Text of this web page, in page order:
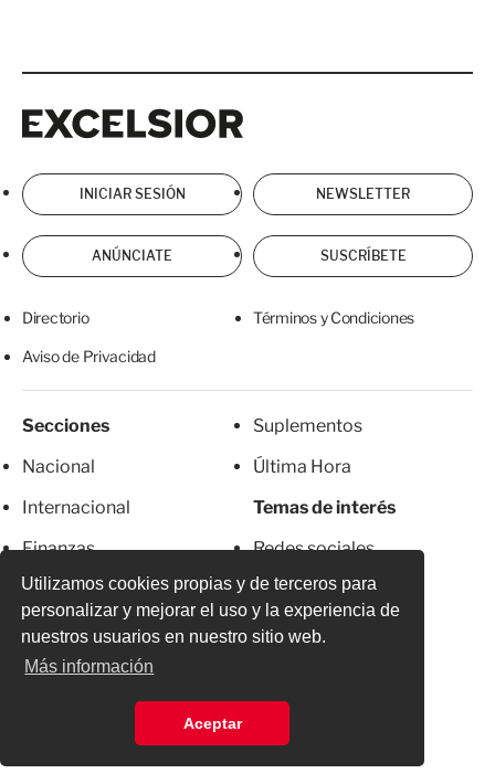
Utilizamos cookies propias y de terceros para
personalizar y mejorar el uso y la experiencia de
nuestros usuarios en nuestro sitio web.
Más información
Aceptar
INICIAR SESIÓN NEWSLETTER
ANÚNCIATE SUSCRÍBETE
Directorio Términos y Condiciones
Aviso de Privacidad
Secciones
Nacional
Internacional
Finanzas
Ciudad de México
Deportes
Espectáculos
Suplementos
Última Hora
Temas de interés
Redes sociales
Alcaldías
Cocina
Estilo de Vida
Viajes